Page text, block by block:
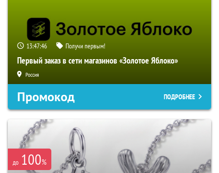
13:47:45 Получи первым!
Первый заказ в сети магазинов «Золотое Яблоко»
Россия
Промокод ПОДРОБНЕЕ
до 100%